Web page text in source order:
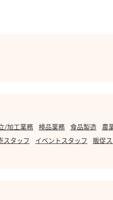
/加工業務 検品業務 食品製造 農
スタッフ
イベントスタッフ 販促